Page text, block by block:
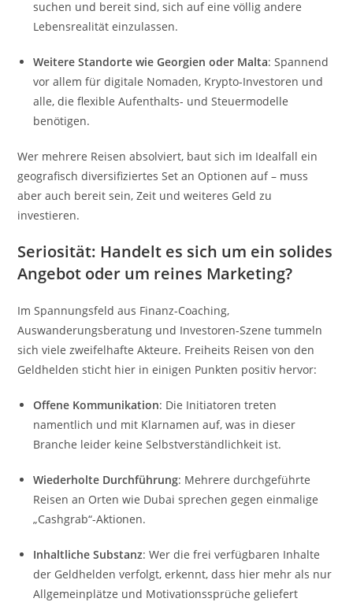
suchen und bereit sind, sich auf eine völlig andere
Lebensrealität einzulassen.
Weitere Standorte wie Georgien oder Malta: Spannend
vor allem für digitale Nomaden, Krypto-Investoren und
alle, die flexible Aufenthalts- und Steuermodelle
benötigen.
Wer mehrere Reisen absolviert, baut sich im Idealfall ein
geografisch diversifiziertes Set an Optionen auf – muss
aber auch bereit sein, Zeit und weiteres Geld zu
investieren.
Seriosität: Handelt es sich um ein solides
Angebot oder um reines Marketing?
Im Spannungsfeld aus Finanz-Coaching,
Auswanderungsberatung und Investoren-Szene tummeln
sich viele zweifelhafte Akteure. Freiheits Reisen von den
Geldhelden sticht hier in einigen Punkten positiv hervor:
Offene Kommunikation: Die Initiatoren treten
namentlich und mit Klarnamen auf, was in dieser
Branche leider keine Selbstverständlichkeit ist.
Wiederholte Durchführung: Mehrere durchgeführte
Reisen an Orten wie Dubai sprechen gegen einmalige
„Cashgrab“-Aktionen.
Inhaltliche Substanz: Wer die frei verfügbaren Inhalte
der Geldhelden verfolgt, erkennt, dass hier mehr als nur
Allgemeinplätze und Motivationssprüche geliefert